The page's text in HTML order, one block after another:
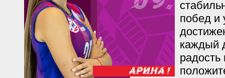
побед и
каждый
радость